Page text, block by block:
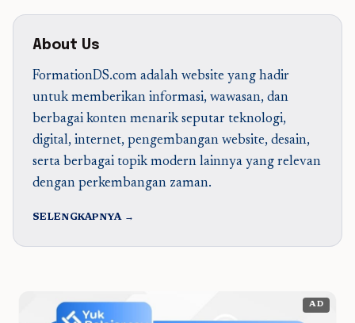
About Us
FormationDS.com adalah website yang hadir
untuk memberikan informasi, wawasan, dan
berbagai konten menarik seputar teknologi,
digital, internet, pengembangan website, desain,
serta berbagai topik modern lainnya yang relevan
dengan perkembangan zaman.
SELENGKAPNYA →
AD